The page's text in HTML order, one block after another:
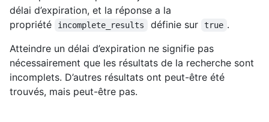
délai d’expiration, et la réponse a la
propriété
incomplete_results définie sur true .
Atteindre un délai d’expiration ne signifie pas
nécessairement que les résultats de la recherche sont
incomplets. D’autres résultats ont peut-être été
trouvés, mais peut-être pas.